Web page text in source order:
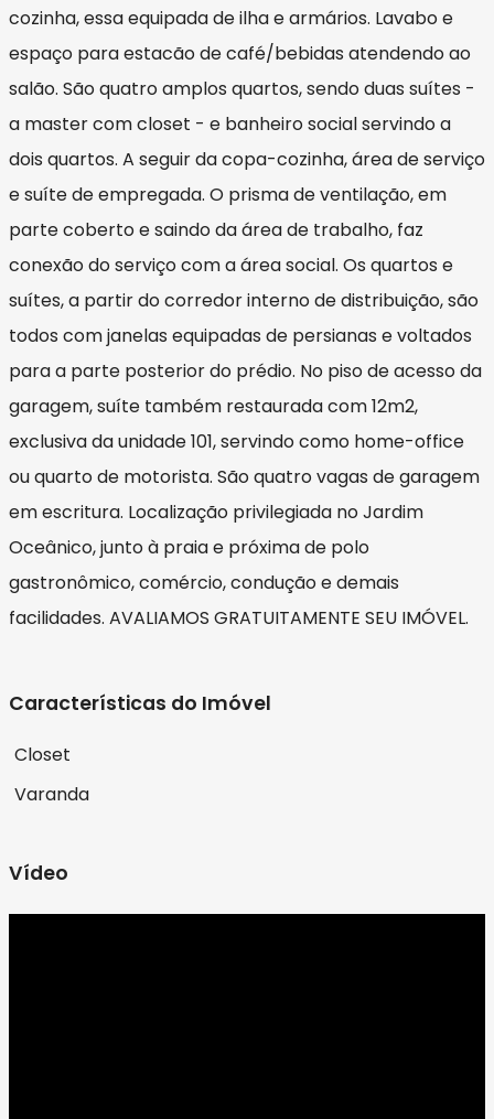
cozinha, essa equipada de ilha e armários. Lavabo e
espaço para estacão de café/bebidas atendendo ao
salão. São quatro amplos quartos, sendo duas suítes -
a master com closet - e banheiro social servindo a
dois quartos. A seguir da copa-cozinha, área de serviço
e suíte de empregada. O prisma de ventilação, em
parte coberto e saindo da área de trabalho, faz
conexão do serviço com a área social. Os quartos e
suítes, a partir do corredor interno de distribuição, são
todos com janelas equipadas de persianas e voltados
para a parte posterior do prédio. No piso de acesso da
garagem, suíte também restaurada com 12m2,
exclusiva da unidade 101, servindo como home-office
ou quarto de motorista. São quatro vagas de garagem
em escritura. Localização privilegiada no Jardim
Oceânico, junto à praia e próxima de polo
gastronômico, comércio, condução e demais
facilidades. AVALIAMOS GRATUITAMENTE SEU IMÓVEL.
Características do Imóvel
Closet
Varanda
Vídeo